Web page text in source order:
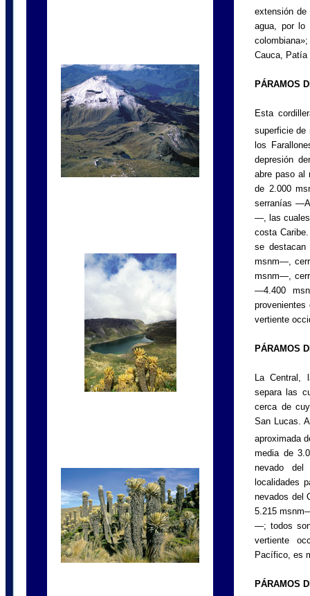
extensión
agua, por lo
Cauca,
PÁRAMOS
Esta
superficie de
los
depresión
abre paso al
de 2.000
serranías
—, las cuales
costa
se
msnm—,
msnm—,
—4.400
vertiente
PÁRAMOS
La
separa las
cerca de
San Lucas.
aproximada
media de
nevado
localidades
nevados del
5.215
—; todos
vertiente
Pacífico, es
PÁRAMOS